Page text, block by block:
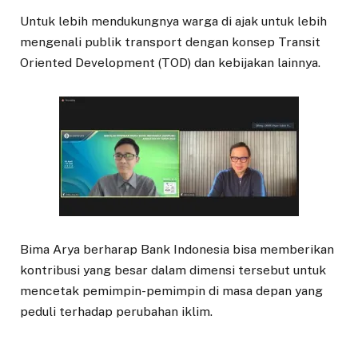
Untuk lebih mendukungnya warga di ajak untuk lebih
mengenali publik transport dengan konsep Transit
Oriented Development (TOD) dan kebijakan lainnya.
Bima Arya berharap Bank Indonesia bisa memberikan
kontribusi yang besar dalam dimensi tersebut untuk
mencetak pemimpin-pemimpin di masa depan yang
peduli terhadap perubahan iklim.